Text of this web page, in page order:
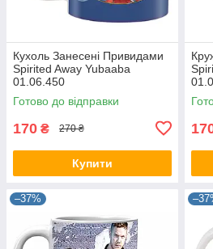
Кухоль Занесені Привидами
Spirited Away Yubaaba
01.06.450
Готово до відправки
170 ₴ 270 ₴
Купити
–37%